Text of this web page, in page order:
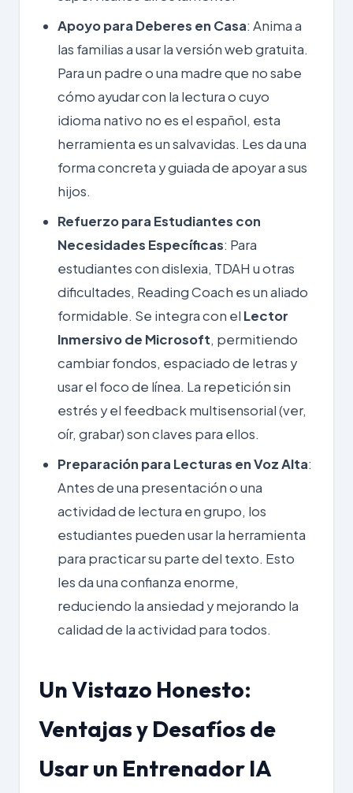
Apoyo para Deberes en Casa: Anima a
las familias a usar la versión web gratuita.
Para un padre o una madre que no sabe
cómo ayudar con la lectura o cuyo
idioma nativo no es el español, esta
herramienta es un salvavidas. Les da una
forma concreta y guiada de apoyar a sus
hijos.
Refuerzo para Estudiantes con
Necesidades Específicas: Para
estudiantes con dislexia, TDAH u otras
dificultades, Reading Coach es un aliado
formidable. Se integra con el Lector
Inmersivo de Microsoft, permitiendo
cambiar fondos, espaciado de letras y
usar el foco de línea. La repetición sin
estrés y el feedback multisensorial (ver,
oír, grabar) son claves para ellos.
Preparación para Lecturas en Voz Alta:
Antes de una presentación o una
actividad de lectura en grupo, los
estudiantes pueden usar la herramienta
para practicar su parte del texto. Esto
les da una confianza enorme,
reduciendo la ansiedad y mejorando la
calidad de la actividad para todos.
Un Vistazo Honesto:
Ventajas y Desafíos de
Usar un Entrenador IA